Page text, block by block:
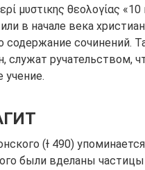
μυστικης θεολογίας
в начале века
содержание сочинений.
ручательством,
учение.
(Ɨ 490)
были вделаны